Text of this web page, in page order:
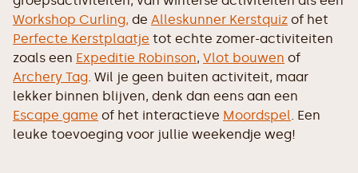
Workshop Curling, de Alleskunner Kerstquiz of het
Perfecte Kerstplaatje tot echte zomer-activiteiten
zoals een Expeditie Robinson, Vlot bouwen of
Archery Tag. Wil je geen buiten activiteit, maar
lekker binnen blijven, denk dan eens aan een
Escape game of het interactieve Moordspel. Een
leuke toevoeging voor jullie weekendje weg!